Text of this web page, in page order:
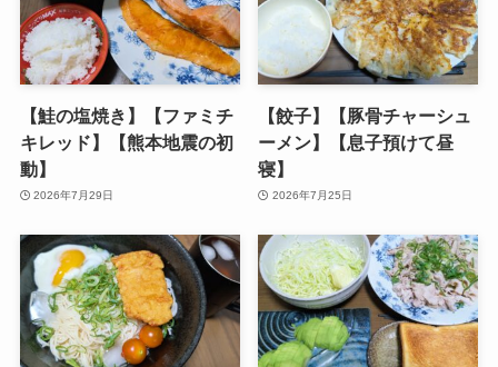
【鮭の塩焼き】【ファミチ
キレッド】【熊本地震の初
動】
2026年7月29日
【餃子】【豚骨チャーシュ
ーメン】【息子預けて昼
寝】
2026年7月25日